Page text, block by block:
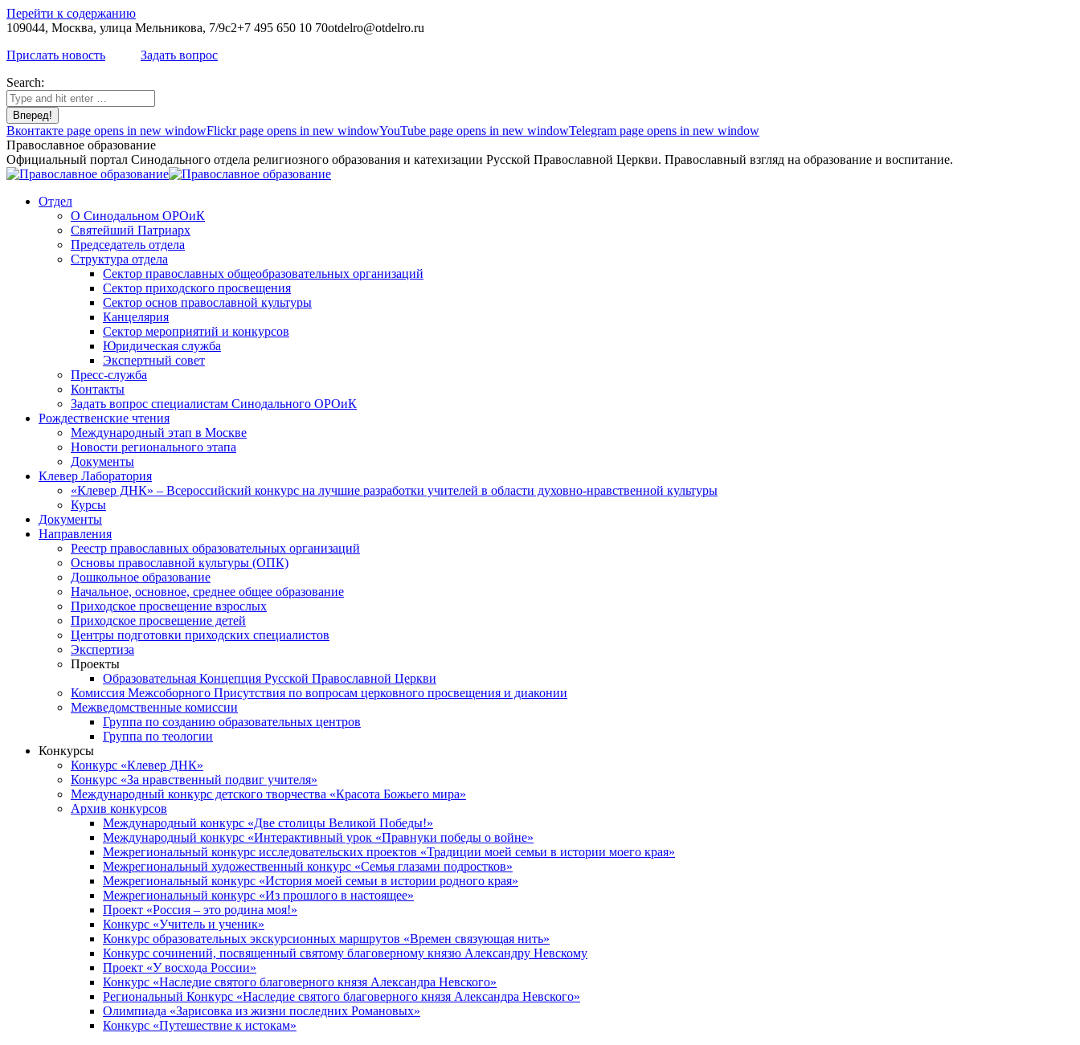
Перейти к содержанию
109044, Москва, улица Мельникова, 7/9с2+7 495 650 10 70otdelro@otdelro.ru
Прислать новость
Задать вопрос
Search:
Вконтакте page opens in new windowFlickr page opens in new windowYouTube page opens in new windowTelegram page opens in new window
Православное образование
Официальный портал Синодального отдела религиозного образования и катехизации Русской Православной Церкви. Православный взгляд на образование и воспитание.
Отдел
О Синодальном ОРОиК
Святейший Патриарх
Председатель отдела
Структура отдела
Сектор православных общеобразовательных организаций
Сектор приходского просвещения
Сектор основ православной культуры
Канцелярия
Сектор мероприятий и конкурсов
Юридическая служба
Экспертный совет
Пресс-служба
Контакты
Задать вопрос специалистам Синодального ОРОиК
Рождественские чтения
Международный этап в Москве
Новости регионального этапа
Документы
Клевер Лаборатория
«Клевер ДНК» – Всероссийский конкурс на лучшие разработки учителей в области духовно-нравственной культуры
Курсы
Документы
Направления
Реестр православных образовательных организаций
Основы православной культуры (ОПК)
Дошкольное образование
Начальное, основное, среднее общее образование
Приходское просвещение взрослых
Приходское просвещение детей
Центры подготовки приходских специалистов
Экспертиза
Проекты
Образовательная Концепция Русской Православной Церкви
Комиссия Межсоборного Присутствия по вопросам церковного просвещения и диаконии
Межведомственные комиссии
Группа по созданию образовательных центров
Группа по теологии
Конкурсы
Конкурс «Клевер ДНК»
Конкурс «За нравственный подвиг учителя»
Международный конкурс детского творчества «Красота Божьего мира»
Архив конкурсов
Международный конкурс «Две столицы Великой Победы!»
Международный конкурс «Интерактивный урок «Правнуки победы о войне»
Межрегиональный конкурс исследовательских проектов «Традиции моей семьи в истории моего края»
Межрегиональный художественный конкурс «Семья глазами подростков»
Межрегиональный конкурс «История моей семьи в истории родного края»
Межрегиональный конкурс «Из прошлого в настоящее»
Проект «Россия – это родина моя!»
Конкурс «Учитель и ученик»
Конкурс образовательных экскурсионных маршрутов «Времен связующая нить»
Конкурс сочинений, посвященный святому благоверному князю Александру Невскому
Проект «У восхода России»
Конкурс «Наследие святого благоверного князя Александра Невского»
Региональный Конкурс «Наследие святого благоверного князя Александра Невского»
Олимпиада «Зарисовка из жизни последних Романовых»
Конкурс «Путешествие к истокам»